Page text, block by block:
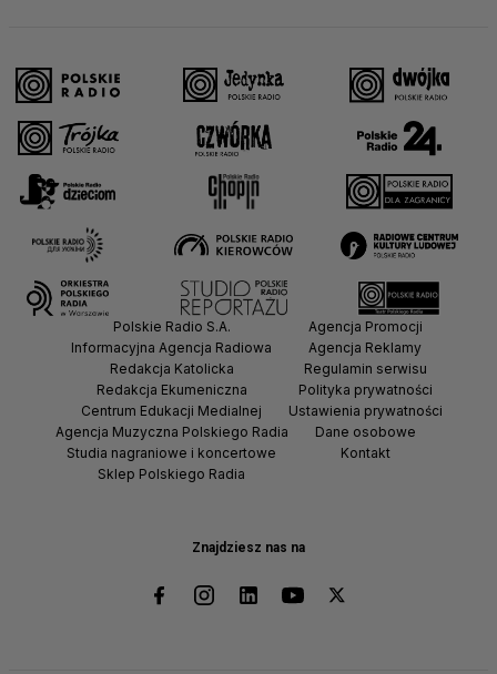
Znajdziesz nas na
Polskie Radio S.A.
Informacyjna Agencja Radiowa
Redakcja Katolicka
Redakcja Ekumeniczna
Centrum Edukacji Medialnej
Agencja Muzyczna Polskiego Radia
Studia nagraniowe i koncertowe
Sklep Polskiego Radia
Agencja Promocji
Agencja Reklamy
Regulamin serwisu
Polityka prywatności
Ustawienia prywatności
Dane osobowe
Kontakt